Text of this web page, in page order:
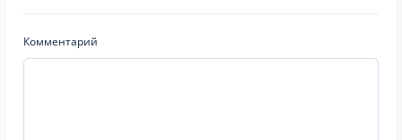
Комментарий